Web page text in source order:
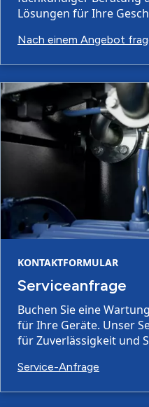
Lösungen für Ihre
Nach einem Angebot
KONTAKTFORMULAR
Serviceanfrage
Buchen Sie eine
für Ihre Geräte. Unser
für Zuverlässigkeit und
Service-Anfrage